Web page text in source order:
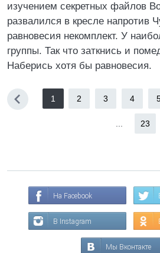
изучением секретных файлов
развалился в кресле напротив
равновесия некомплект. У
группы. Так что заткнись и
Наберись хотя бы равновесия.
1 2 3 4
23
На Facebook
В Instagram
Мы Вконтакте